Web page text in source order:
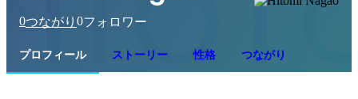
0つながり 0フォロワー
プロフィール ストーリー 性格 つながり